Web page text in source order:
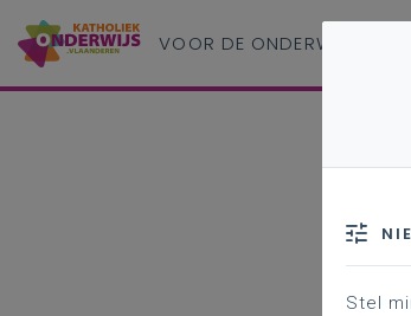
VOOR DE ONDERWIJS
Stel